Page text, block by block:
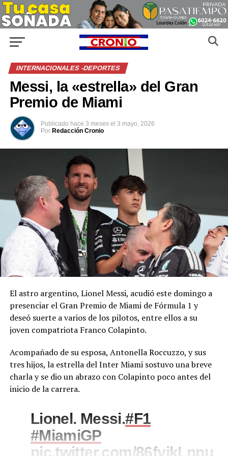
INTERNACIONALES -DEPORTES
Messi, la «estrella» del Gran
Premio de Miami
Publicado hace 3 meses el 3 mayo, 2026
Por Redacción Cronio
El astro argentino, Lionel Messi, acudió este domingo a
presenciar el Gran Premio de Miami de Fórmula 1 y
deseó suerte a varios de los pilotos, entre ellos a su
joven compatriota Franco Colapinto.
Acompañado de su esposa, Antonella Roccuzzo, y sus
tres hijos, la estrella del Inter Miami sostuvo una breve
charla y se dio un abrazo con Colapinto poco antes del
inicio de la carrera.
Lionel. Messi.#F1
#MiamiGP
pic.twitter.com/86fyjkLnpu